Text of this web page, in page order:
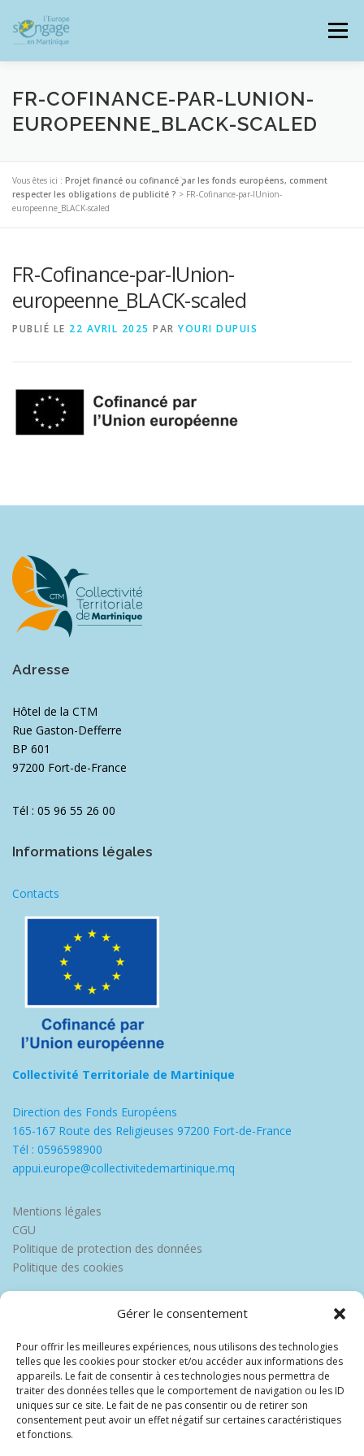
Gérer le consentement
Pour offrir les meilleures expériences, nous utilisons des technologies
telles que les cookies pour stocker et/ou accéder aux informations des
appareils. Le fait de consentir à ces technologies nous permettra de
traiter des données telles que le comportement de navigation ou les ID
uniques sur ce site. Le fait de ne pas consentir ou de retirer son
consentement peut avoir un effet négatif sur certaines caractéristiques
et fonctions.
contenu
Menu
JE SUIS BÉNÉFICIAIRE
RESSOURCES DOCUMENTAIRES ZOOM EUROPE
SIGNALER UNE FRAUDE
FR-COFINANCE-PAR-LUNION-
EUROPEENNE_BLACK-SCALED
Vous êtes ici : Projet financé ou cofinancé par les fonds européens, comment
respecter les obligations de publicité ? > FR-Cofinance-par-lUnion-
europeenne_BLACK-scaled
FR-Cofinance-par-lUnion-
europeenne_BLACK-scaled
PUBLIÉ LE 22 AVRIL 2025 PAR YOURI DUPUIS
Adresse
Hôtel de la CTM
Rue Gaston-Defferre
BP 601
97200 Fort-de-France
Tél : 05 96 55 26 00
Informations légales
Contacts
Collectivité Territoriale de Martinique
Direction des Fonds Européens
165-167 Route des Religieuses 97200 Fort-de-France
Tél : 0596598900
appui.europe@collectivitedemartinique.mq
Mentions légales
CGU
Politique de protection des données
Politique des cookies